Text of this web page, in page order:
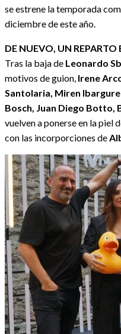
se estrene la temporada
diciembre de este año.
DE NUEVO, UN REPARTO
Tras la baja de Leonardo
motivos de guion, Irene
Santolaria, Miren
Bosch, Juan Diego Botto,
vuelven a ponerse en la piel
con las incorporciones de